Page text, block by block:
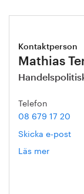
Kontaktperson
Mathias
Telefon
08 679 17 20
Skicka e-post
Läs mer